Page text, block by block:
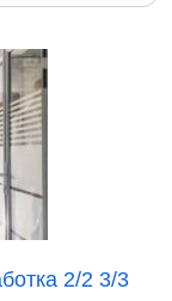
2/2 3/3